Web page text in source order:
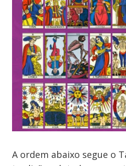
A ordem abaixo segue o